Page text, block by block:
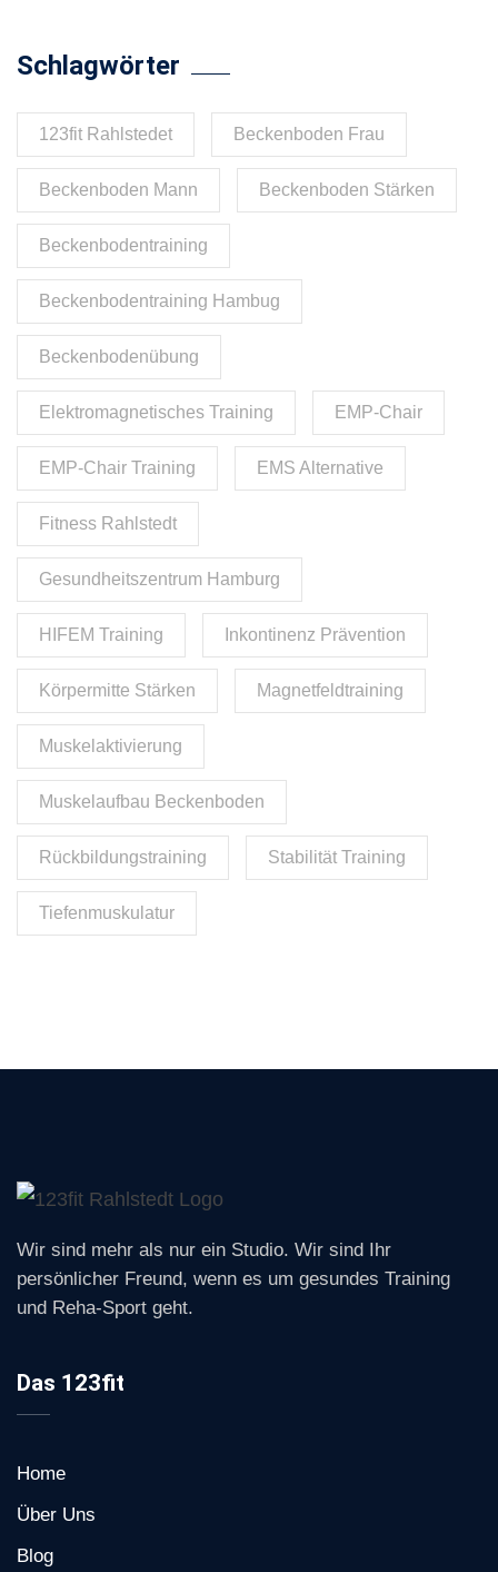
Schlagwörter
123fit Rahlstedet Beckenboden Frau
Beckenboden Mann Beckenboden Stärken
Beckenbodentraining
Beckenbodentraining Hambug
Beckenbodenübung
Elektromagnetisches Training EMP-Chair
EMP-Chair Training EMS Alternative
Fitness Rahlstedt
Gesundheitszentrum Hamburg
HIFEM Training Inkontinenz Prävention
Körpermitte Stärken Magnetfeldtraining
Muskelaktivierung
Muskelaufbau Beckenboden
Rückbildungstraining Stabilität Training
Tiefenmuskulatur
Wir sind mehr als nur ein Studio. Wir sind Ihr
persönlicher Freund, wenn es um gesundes Training
und Reha-Sport geht.
Das 123fit
Home
Über Uns
Blog